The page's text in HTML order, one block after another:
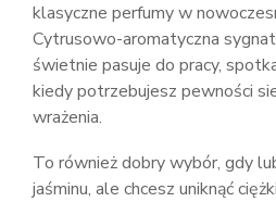
klasyczne perfumy w
Cytrusowo-aromatyczna
świetnie pasuje do pracy,
kiedy potrzebujesz pewności
wrażenia.
To również dobry wybór, gdy
jaśminu, ale chcesz uniknąć